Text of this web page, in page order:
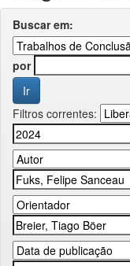
Buscar em:
por
Filtros correntes: